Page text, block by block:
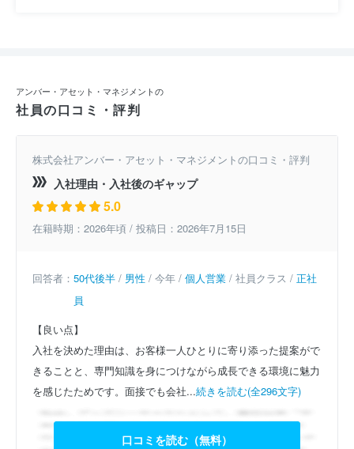
アンバー・アセット・マネジメントの
社員の口コミ・評判
株式会社アンバー・アセット・マネジメントの口コミ・評判
入社理由・入社後のギャップ
5.0
在籍時期：2026年頃 / 投稿日：2026年7月15日
回答者： 50代後半 / 男性 / 今年 / 個人営業 / 社員クラス / 正社
員
【良い点】
入社を決めた理由は、お客様一人ひとりに寄り添った提案がで
きることと、専門知識を身につけながら成長できる環境に魅力
を感じたためです。面接でも会社...続きを読む(全296文字)
口コミを読む（無料）